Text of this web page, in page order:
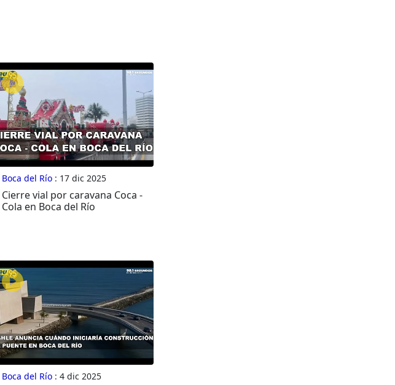
Boca del Río: 17 dic 2025
Cierre vial por caravana Coca -
Cola en Boca del Río
Boca del Río: 4 dic 2025